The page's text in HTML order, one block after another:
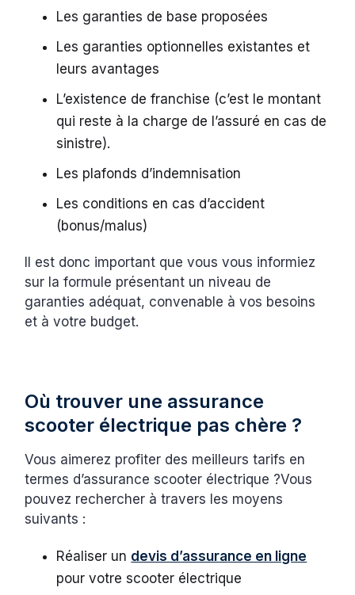
Les garanties de base proposées
Les garanties optionnelles existantes et
leurs avantages
L’existence de franchise (c’est le montant
qui reste à la charge de l’assuré en cas de
sinistre).
Les plafonds d’indemnisation
Les conditions en cas d’accident
(bonus/malus)
Il est donc important que vous vous informiez
sur la formule présentant un niveau de
garanties adéquat, convenable à vos besoins
et à votre budget.
Où trouver une assurance
scooter électrique pas chère ?
Vous aimerez profiter des meilleurs tarifs en
termes d’assurance scooter électrique ?Vous
pouvez rechercher à travers les moyens
suivants :
Réaliser un devis d’assurance en ligne
pour votre scooter électrique